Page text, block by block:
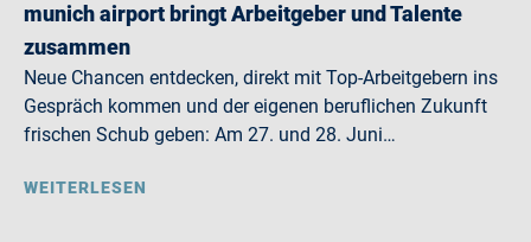
munich airport bringt Arbeitgeber und Talente
zusammen
Neue Chancen entdecken, direkt mit Top-Arbeitgebern ins
Gespräch kommen und der eigenen beruflichen Zukunft
frischen Schub geben: Am 27. und 28. Juni…
WEITERLESEN